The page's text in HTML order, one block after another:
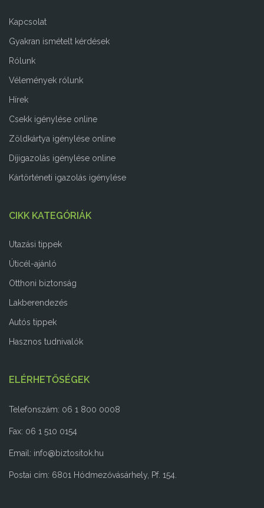
Kapcsolat
Gyakran ismételt kérdések
Rólunk
Vélemények rólunk
Hírek
Csekk igénylése online
Zöldkártya igénylése online
Díjigazolás igénylése online
Kártörténeti igazolás igénylése
CIKK KATEGÓRIÁK
Utazási tippek
Úticél-ajánló
Otthoni biztonság
Lakberendezés
Autós tippek
Hasznos tudnivalók
ELÉRHETŐSÉGEK
Telefonszám: 06 1 800 0008
Fax: 06 1 510 0154
Email: info@biztositok.hu
Postai cím: 6801 Hódmezővásárhely, Pf. 154.